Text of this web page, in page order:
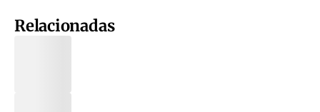
Relacionadas